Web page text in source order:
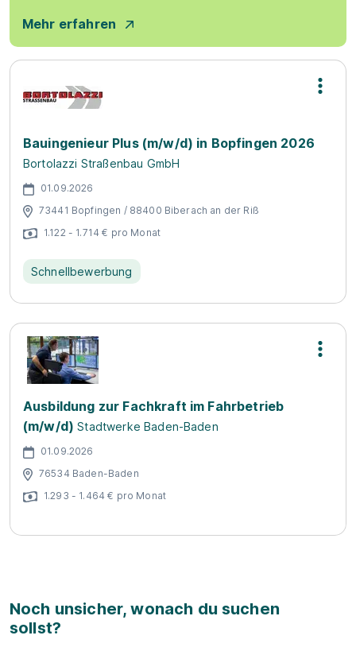
Mehr erfahren
Bauingenieur Plus (m/w/d) in Bopfingen 2026
Bortolazzi Straßenbau GmbH
01.09.2026
73441 Bopfingen / 88400 Biberach an der Riß
1.122 - 1.714 € pro Monat
Schnellbewerbung
Ausbildung zur Fachkraft im Fahrbetrieb
(m/w/d) Stadtwerke Baden-Baden
01.09.2026
76534 Baden-Baden
1.293 - 1.464 € pro Monat
Noch unsicher, wonach du suchen
sollst?